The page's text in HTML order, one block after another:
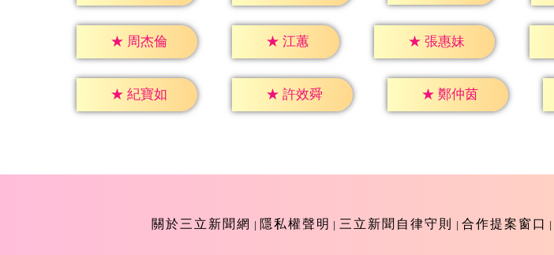
★ 周杰倫 ★ 江蕙 ★ 張惠妹
★ 紀寶如 ★ 許效舜 ★ 鄭仲茵
關於三立新聞網 隱私權聲明 三立新聞自律守則 合作提案窗口